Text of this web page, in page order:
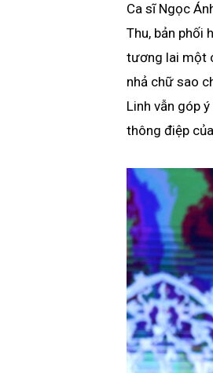
Ca sĩ Ngọc
Thu, bản phối
tương lai một
nhả chữ sao
Linh vẫn góp
thông điệp